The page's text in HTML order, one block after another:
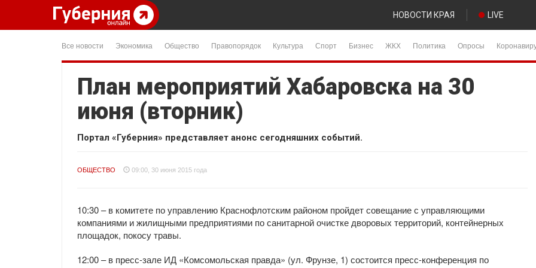
НОВОСТИ КРАЯ LIVE
Все новости Экономика Общество Правопорядок Культура Спорт Бизнес ЖКХ Политика Опросы
План мероприятий Хабаровска на 30
июня (вторник)
Портал «Губерния» представляет анонс сегодняшних событий.
ОБЩЕСТВО 09:00, 30 июня 2015 года
10:30 – в комитете по управлению Краснофлотским районом пройдет совещание с управляющими
компаниями и жилищными предприятиями по санитарной очистке дворовых территорий, контейнерных
площадок, покосу травы.
12:00 – в пресс-зале ИД «Комсомольская правда» (ул. Фрунзе, 1) состоится пресс-конференция по